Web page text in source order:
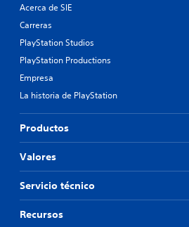
Acerca de SIE
Carreras
PlayStation Studios
PlayStation Productions
Empresa
La historia de PlayStation
Productos
Valores
Servicio técnico
Recursos